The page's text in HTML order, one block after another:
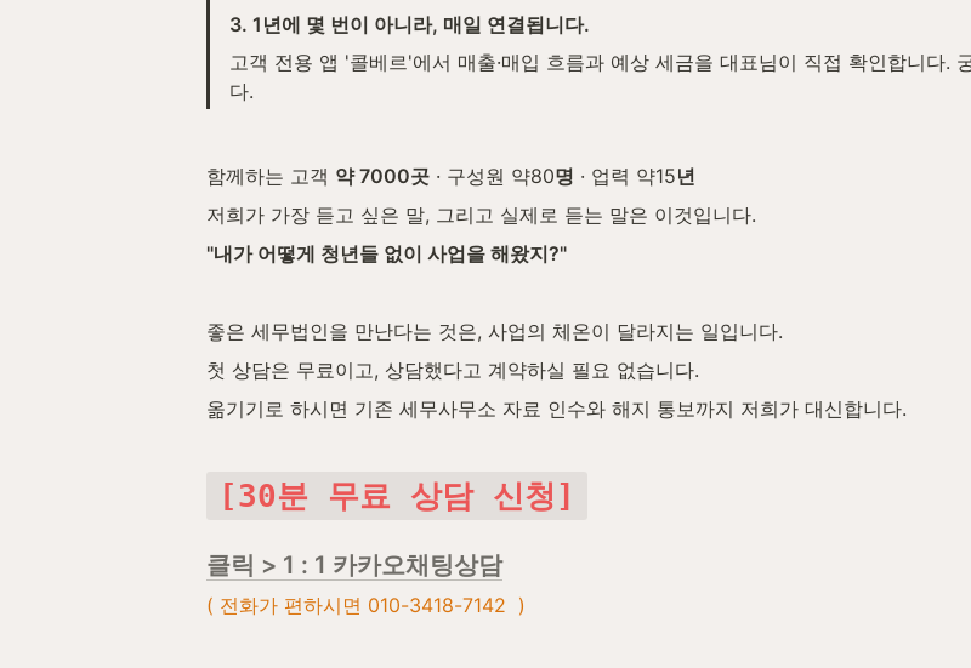
3. 1년에 몇 번이 아니라, 매일 연결됩니다.
고객 전용 앱 '콜베르'에서 매출·매입 흐름과 예상 세금을 대표님이 직접 확인합니다.
다.
함께하는 고객 약 7000곳 · 구성원 약80명 · 업력 약15년
저희가 가장 듣고 싶은 말, 그리고 실제로 듣는 말은 이것입니다.
"내가 어떻게 청년들 없이 사업을 해왔지?"
좋은 세무법인을 만난다는 것은, 사업의 체온이 달라지는 일입니다.
첫 상담은 무료이고, 상담했다고 계약하실 필요 없습니다.
옮기기로 하시면 기존 세무사무소 자료 인수와 해지 통보까지 저희가 대신합니다.
[30분 무료 상담 신청]
클릭 > 1 : 1 카카오채팅상담
( 전화가 편하시면 010-3418-7142  )